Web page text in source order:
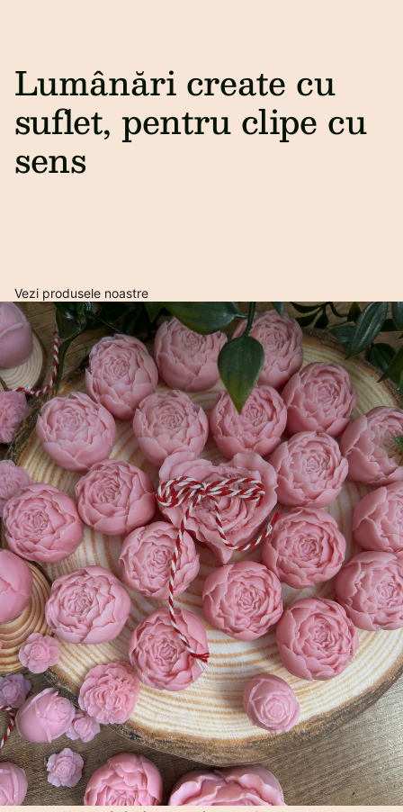
Lumânări create cu
suflet, pentru clipe cu
sens
Vezi produsele noastre
Privacy policy
Contact information